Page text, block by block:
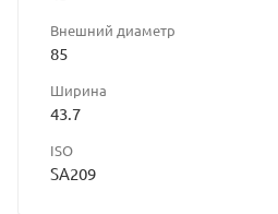
Внешний диаметр
85
Ширина
43.7
ISO
SA209